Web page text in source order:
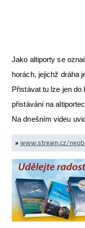
Jako altiporty se
horách, jejichž dráha
Přistávat tu lze jen
přistávání na
Na dnešním videu
» www.stream.cz/